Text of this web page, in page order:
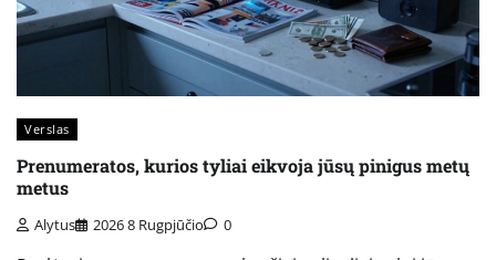
Verslas
Prenumeratos, kurios tyliai eikvoja jūsų pinigus metų
metus
Alytus 2026 8 Rugpjūčio 0